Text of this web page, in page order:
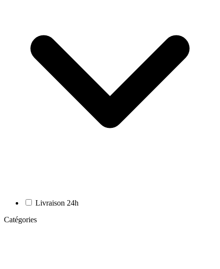
Livraison 24h
Catégories